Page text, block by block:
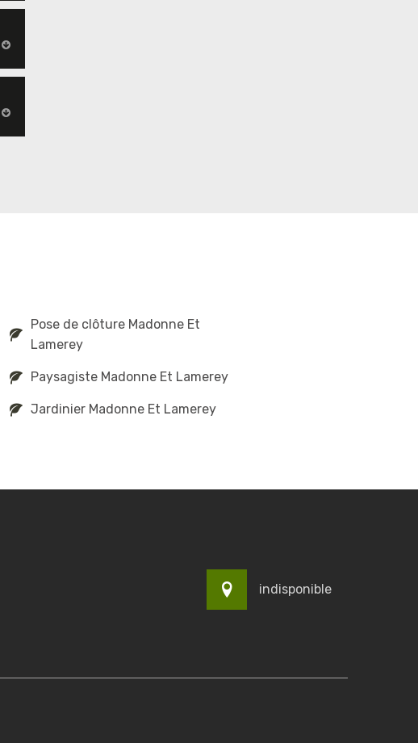
Pose de clôture Madonne Et
Lamerey
Paysagiste Madonne Et Lamerey
Jardinier Madonne Et Lamerey
indisponible